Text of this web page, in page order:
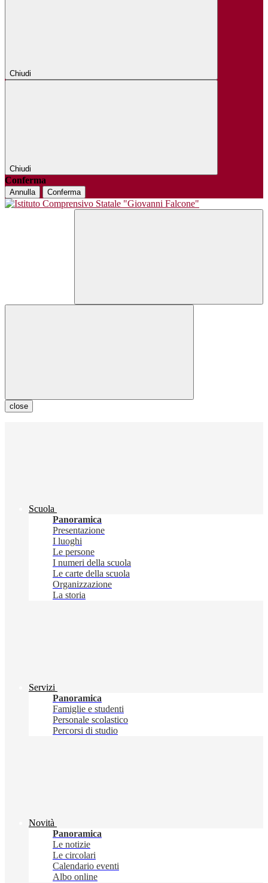
Chiudi
Chiudi
Conferma
Annulla Conferma
close
Scuola
Panoramica
Presentazione
I luoghi
Le persone
I numeri della scuola
Le carte della scuola
Organizzazione
La storia
Servizi
Panoramica
Famiglie e studenti
Personale scolastico
Percorsi di studio
Novità
Panoramica
Le notizie
Le circolari
Calendario eventi
Albo online